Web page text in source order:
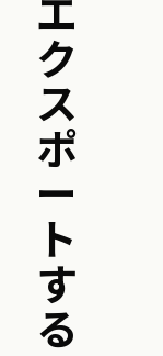
エ
ク
ス
ポ
ー
ト
す
る